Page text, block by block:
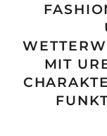
MIT